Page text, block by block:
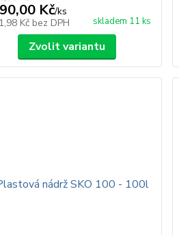
Kč/ks
Kč bez DPH skladem 11 ks
Zvolit variantu